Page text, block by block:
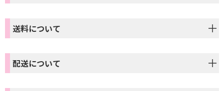
送料について
配送について